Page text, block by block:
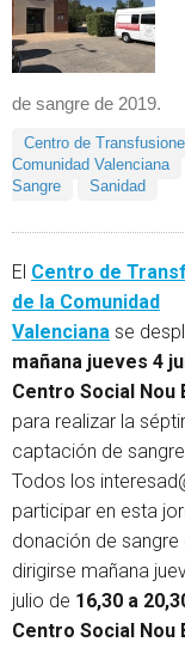
de sangre de 2019.
Centro de
Comunidad Valenciana
Sangre
Sanidad
El Centro de
de la Comunidad
Valenciana se
mañana jueves 4
Centro Social Nou
para realizar la
captación de
Todos los
participar en esta
donación de sangre
dirigirse mañana
julio de 16,30 a
Centro Social Nou